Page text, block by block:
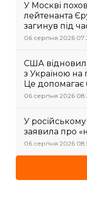
У Москві
лейтенанта
загинув під
06 серпня 2026
США
з Україною на
Це допомагає
06 серпня 2026
У
заявила про
06 серпня 2026